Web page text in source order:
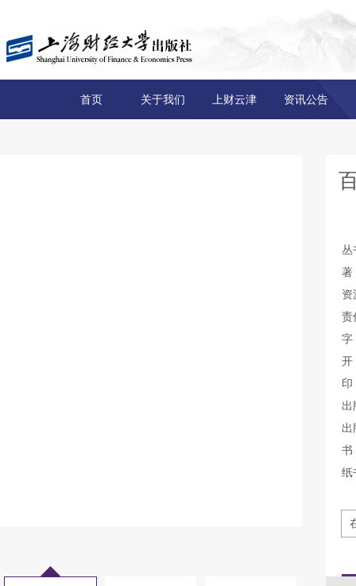
首页 关于我们 上财云津 资讯公告
丛
著
资
责
出
出
纸